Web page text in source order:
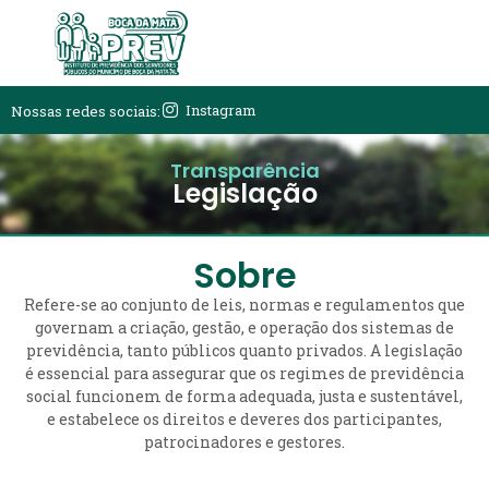
Nossas redes sociais: Instagram
Transparência
Legislação
Sobre
Refere-se ao conjunto de leis, normas e regulamentos que
governam a criação, gestão, e operação dos sistemas de
previdência, tanto públicos quanto privados. A legislação
é essencial para assegurar que os regimes de previdência
social funcionem de forma adequada, justa e sustentável,
e estabelece os direitos e deveres dos participantes,
patrocinadores e gestores.